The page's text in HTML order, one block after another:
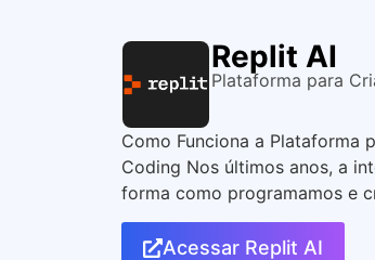
Replit AI
Plataforma para
Como Funciona a Plataforma
Coding Nos últimos anos, a
forma como programamos e
Acessar Replit AI